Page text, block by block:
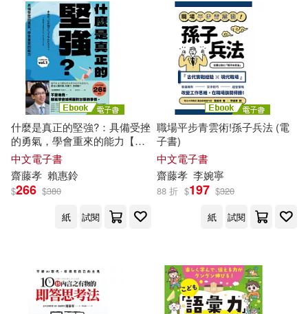
什麼是真正的堅強?：具備受挫
的勇氣，學會重來的能力【全
民教育學者
育」系列vol.1】 (電子書)
中文電子書
齋藤孝 賴惠鈴
$266 $380
紙
試閱
職場平步青雲術!孫子兵法 (電
子書)
中文電子書
齋藤孝 李婉寧
88 折 $197 $320
紙
試閱